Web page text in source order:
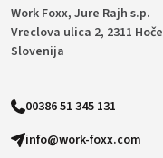
Work Foxx, Jure Rajh s.p.
Vreclova ulica 2, 2311 Hoče
Slovenija
00386 51 345 131
info@work-foxx.com